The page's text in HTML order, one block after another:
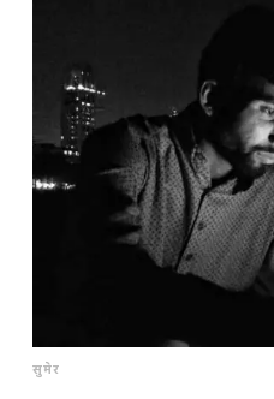
सुमेर